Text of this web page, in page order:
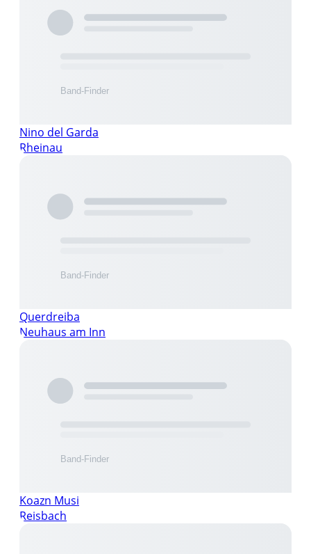
Nino del Garda
Rheinau
Querdreiba
Neuhaus am Inn
Koazn Musi
Reisbach